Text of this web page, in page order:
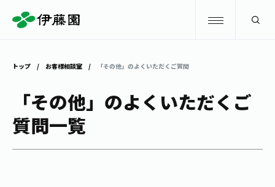
商品情報 トップ
キャンペーン
トップ お客様相談室 「その他」のよくいただくご質問
「その他」のよくいただくご
質問一覧